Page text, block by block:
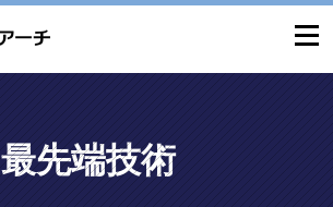
最先端技術